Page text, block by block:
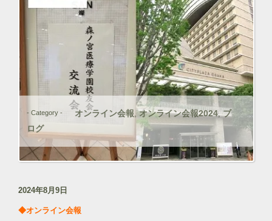
- Category - オンライン会報,オンライン会報2024,ブ
ログ
2024年8月9日
◆オンライン会報